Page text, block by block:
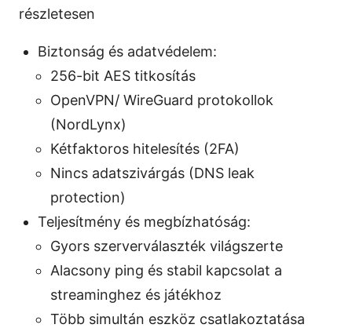
részletesen
Biztonság és adatvédelem:
256-bit AES titkosítás
OpenVPN/ WireGuard protokollok
(NordLynx)
Kétfaktoros hitelesítés (2FA)
Nincs adatszivárgás (DNS leak
protection)
Teljesítmény és megbízhatóság:
Gyors szerverválaszték világszerte
Alacsony ping és stabil kapcsolat a
streaminghez és játékhoz
Több simultán eszköz csatlakoztatása